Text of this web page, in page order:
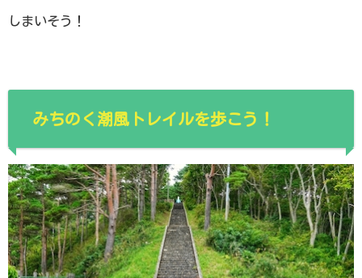
しまいそう！
みちのく潮風トレイルを歩こう！